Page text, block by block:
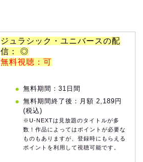
ジュラシック・ユニバースの配
信： ◎
無料視聴：可
無料期間：31日間
無料期間終了後：月額 2,189円
(税込)
※U-NEXTは見放題のタイトルが多
数！作品によってはポイントが必要な
ものもありますが、登録時にもらえる
ポイントを利用して視聴可能です。